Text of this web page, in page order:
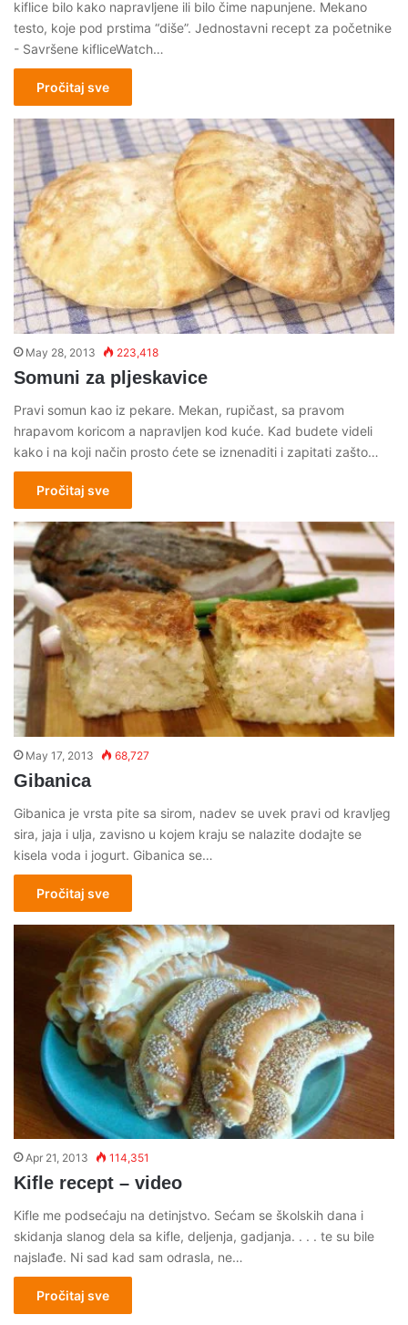
kiflice bilo kako napravljene ili bilo čime napunjene. Mekano
testo, koje pod prstima “diše”. Jednostavni recept za početnike
- Savršene kifliceWatch…
Pročitaj sve
May 28, 2013 223,418
Somuni za pljeskavice
Pravi somun kao iz pekare. Mekan, rupičast, sa pravom
hrapavom koricom a napravljen kod kuće. Kad budete videli
kako i na koji način prosto ćete se iznenaditi i zapitati zašto…
Pročitaj sve
May 17, 2013 68,727
Gibanica
Gibanica je vrsta pite sa sirom, nadev se uvek pravi od kravljeg
sira, jaja i ulja, zavisno u kojem kraju se nalazite dodajte se
kisela voda i jogurt. Gibanica se…
Pročitaj sve
Apr 21, 2013 114,351
Kifle recept – video
Kifle me podsećaju na detinjstvo. Sećam se školskih dana i
skidanja slanog dela sa kifle, deljenja, gadjanja. . . . te su bile
najslađe. Ni sad kad sam odrasla, ne…
Pročitaj sve